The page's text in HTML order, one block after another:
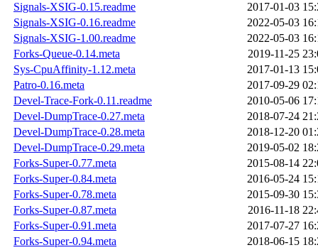
Signals-XSIG-0.15.readme
2017-01-03
Signals-XSIG-0.16.readme
2022-05-03
Signals-XSIG-1.00.readme
2022-05-03
Forks-Queue-0.14.meta
2019-11-25
Sys-CpuAffinity-1.12.meta
2017-01-13
Patro-0.16.meta
2017-09-29
Devel-Trace-Fork-0.11.readme
2010-05-06
Devel-DumpTrace-0.27.meta
2018-07-24
Devel-DumpTrace-0.28.meta
2018-12-20
Devel-DumpTrace-0.29.meta
2019-05-02
Forks-Super-0.77.meta
2015-08-14
Forks-Super-0.84.meta
2016-05-24
Forks-Super-0.78.meta
2015-09-30
Forks-Super-0.87.meta
2016-11-18
Forks-Super-0.91.meta
2017-07-27
Forks-Super-0.94.meta
2018-06-15